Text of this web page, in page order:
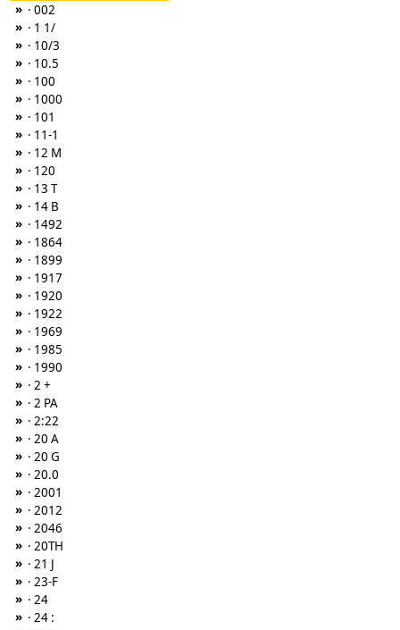
» · 002
» · 1 1/
» · 10/3
» · 10.5
» · 100
» · 1000
» · 101
» · 11-1
» · 12 M
» · 120
» · 13 T
» · 14 B
» · 1492
» · 1864
» · 1899
» · 1917
» · 1920
» · 1922
» · 1969
» · 1985
» · 1990
» · 2 +
» · 2 PA
» · 2:22
» · 20 A
» · 20 G
» · 20.0
» · 2001
» · 2012
» · 2046
» · 20TH
» · 21 J
» · 23-F
» · 24
» · 24 :